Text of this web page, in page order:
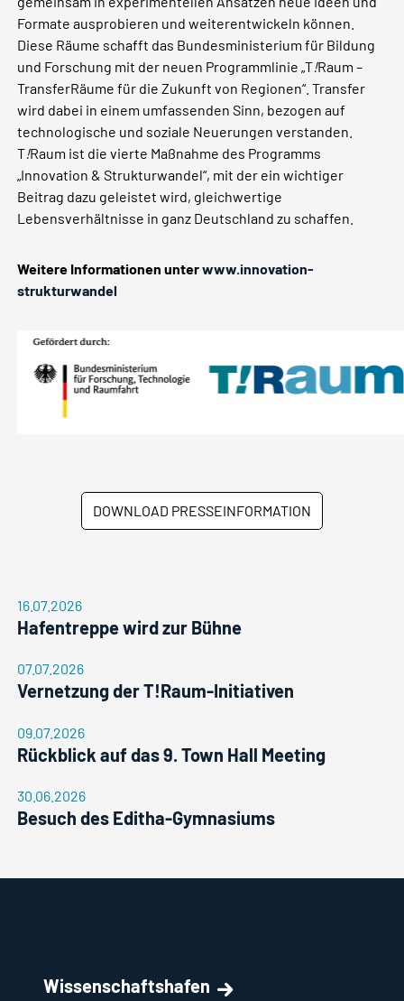
Formate ausprobieren und weiterentwickeln können.
Diese Räume schafft das Bundesministerium für Bildung
und Forschung mit der neuen Programmlinie „T!Raum –
TransferRäume für die Zukunft von Regionen“. Transfer
wird dabei in einem umfassenden Sinn, bezogen auf
technologische und soziale Neuerungen verstanden.
T!Raum ist die vierte Maßnahme des Programms
„Innovation & Strukturwandel“, mit der ein wichtiger
Beitrag dazu geleistet wird, gleichwertige
Lebensverhältnisse in ganz Deutschland zu schaffen.
Weitere Informationen unterwww.innovation-
strukturwandel
DOWNLOAD PRESSEINFORMATION
16.07.2026
Hafentreppe wird zur Bühne
07.07.2026
Vernetzung der T!Raum-Initiativen
09.07.2026
Rückblick auf das 9. Town Hall Meeting
30.06.2026
Besuch des Editha-Gymnasiums
Wissenschaftshafen